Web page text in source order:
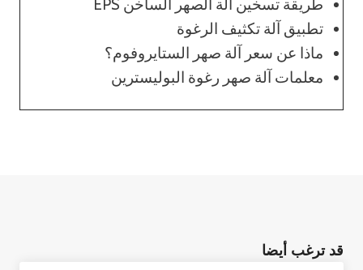
طريقة تسخين آلة الصهر الساخن EPS
تطبيق آلة تكثيف الرغوة
ماذا عن سعر آلة صهر الستايروفوم؟
معلمات آلة صهر رغوة البوليسترين
قد ترغب أيضا